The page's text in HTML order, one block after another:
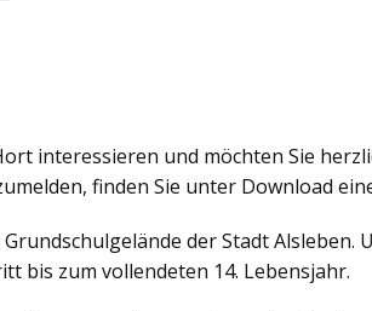
interessieren und möchten Sie
finden Sie unter Download
der Stadt
bis zum vollendeten 14. Lebensjahr.